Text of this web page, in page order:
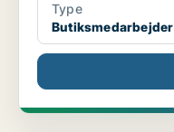
Type
Butiksmedarbejder